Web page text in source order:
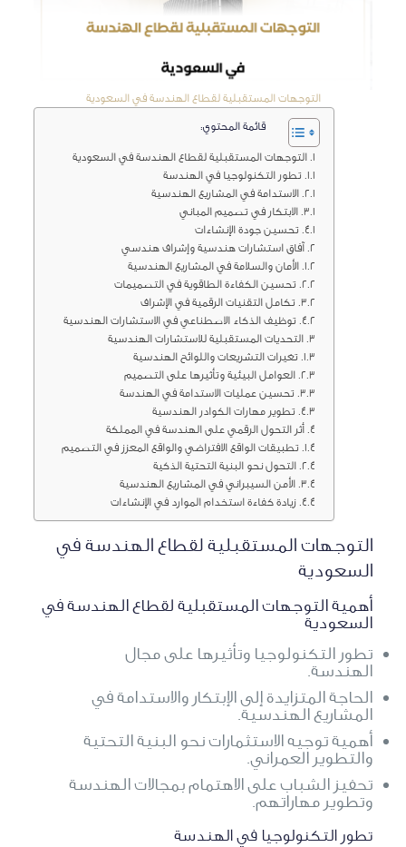
التوجهات المستقبلية لقطاع الهندسة في السعودية
قائمة المحتوي:
التوجهات المستقبلية لقطاع الهندسة في السعودية
تطور التكنولوجيا في الهندسة
الاستدامة في المشاريع الهندسية
الابتكار في تصميم المباني
تحسين جودة الإنشاءات
آفاق استشارات هندسية وإشراف هندسي
الأمان والسلامة في المشاريع الهندسية
تحسين الكفاءة الطاقوية في التصميمات
تكامل التقنيات الرقمية في الإشراف
توظيف الذكاء الاصطناعي في الاستشارات الهندسية
التحديات المستقبلية للاستشارات الهندسية
تغيرات التشريعات واللوائح الهندسية
العوامل البيئية وتأثيرها على التصميم
تحسين عمليات الاستدامة في الهندسة
تطوير مهارات الكوادر الهندسية
أثر التحول الرقمي على الهندسة في المملكة
تطبيقات الواقع الافتراضي والواقع المعزز في التصميم
التحول نحو البنية التحتية الذكية
الأمن السيبراني في المشاريع الهندسية
زيادة كفاءة استخدام الموارد في الإنشاءات
التوجهات المستقبلية لقطاع الهندسة في
السعودية
أهمية التوجهات المستقبلية لقطاع الهندسة في
السعودية
تطور التكنولوجيا وتأثيرها على مجال
الهندسة.
الحاجة المتزايدة إلى الإبتكار والاستدامة في
المشاريع الهندسية.
أهمية توجيه الاستثمارات نحو البنية التحتية
والتطوير العمراني.
تحفيز الشباب على الاهتمام بمجالات الهندسة
وتطوير مهاراتهم.
تطور التكنولوجيا في الهندسة